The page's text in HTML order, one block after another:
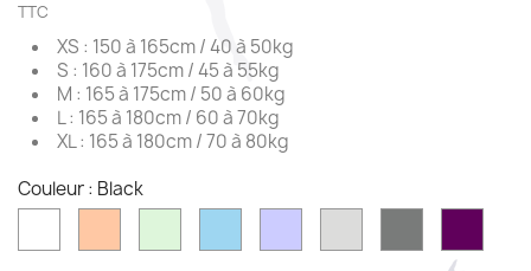
TTC
XS : 150 à 165cm / 40 à 50kg
S : 160 à 175cm / 45 à 55kg
M : 165 à 175cm / 50 à 60kg
L : 165 à 180cm / 60 à 70kg
XL : 165 à 180cm / 70 à 80kg
Couleur : Black